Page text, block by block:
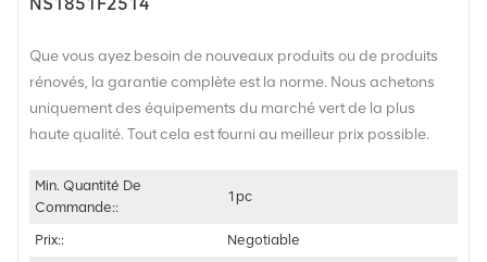
Que vous ayez besoin de nouveaux produits ou de produits
rénovés, la garantie complète est la norme. Nous achetons
uniquement des équipements du marché vert de la plus
haute qualité. Tout cela est fourni au meilleur prix possible.
Min. Quantité De
Commande::
1pc
Prix::
Negotiable